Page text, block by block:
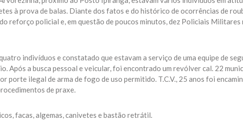
à prova de balas. Diante dos fatos e do histórico de ocorrências de
reforço policial e, em questão de poucos minutos, dez Policiais Militares
indivíduos e constatado que estavam a serviço de uma equipe de
Após a busca pessoal e veicular, foi encontrado um revólver cal. 22
porte ilegal de arma de fogo de uso permitido. T.C.V., 25 anos foi
de praxe.
facas, algemas, canivetes e bastão retrátil.